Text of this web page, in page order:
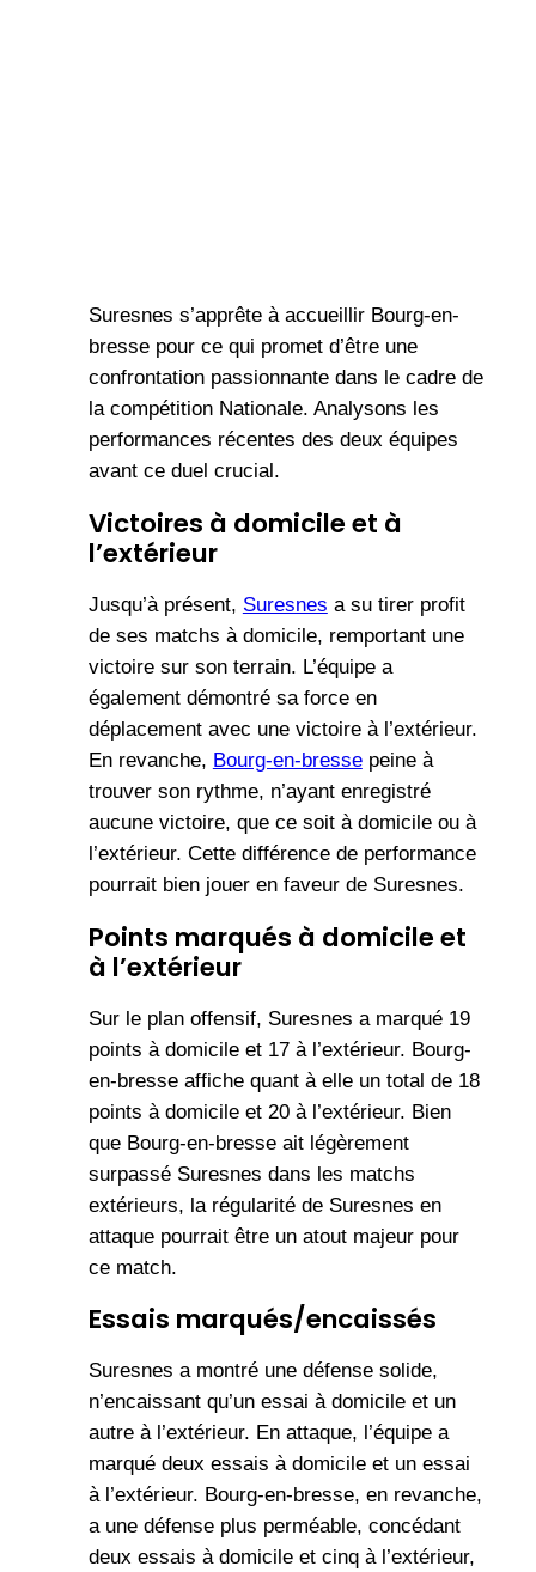
Suresnes s’apprête à accueillir Bourg-en-
bresse pour ce qui promet d’être une
confrontation passionnante dans le cadre de
la compétition Nationale. Analysons les
performances récentes des deux équipes
avant ce duel crucial.
Victoires à domicile et à
l’extérieur
Jusqu’à présent, Suresnes a su tirer profit
de ses matchs à domicile, remportant une
victoire sur son terrain. L’équipe a
également démontré sa force en
déplacement avec une victoire à l’extérieur.
En revanche, Bourg-en-bressepeine à
trouver son rythme, n’ayant enregistré
aucune victoire, que ce soit à domicile ou à
l’extérieur. Cette différence de performance
pourrait bien jouer en faveur de Suresnes.
Points marqués à domicile et
à l’extérieur
Sur le plan offensif, Suresnes a marqué 19
points à domicile et 17 à l’extérieur. Bourg-
en-bresse affiche quant à elle un total de 18
points à domicile et 20 à l’extérieur. Bien
que Bourg-en-bresse ait légèrement
surpassé Suresnes dans les matchs
extérieurs, la régularité de Suresnes en
attaque pourrait être un atout majeur pour
ce match.
Essais marqués/encaissés
Suresnes a montré une défense solide,
n’encaissant qu’un essai à domicile et un
autre à l’extérieur. En attaque, l’équipe a
marqué deux essais à domicile et un essai
à l’extérieur. Bourg-en-bresse, en revanche,
a une défense plus perméable, concédant
deux essais à domicile et cinq à l’extérieur,